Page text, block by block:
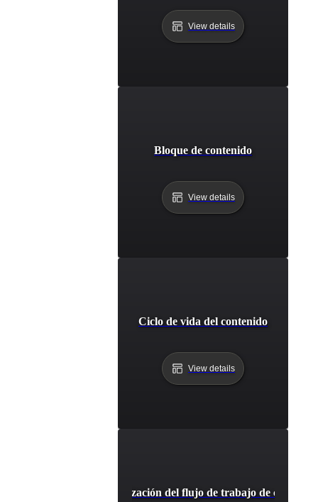
View details
Bloque de contenido
View details
Ciclo de vida del contenido
View details
Automatización del flujo de trabajo de